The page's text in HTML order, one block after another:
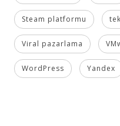
Steam platformu
Viral pazarlama
WordPress Yandex